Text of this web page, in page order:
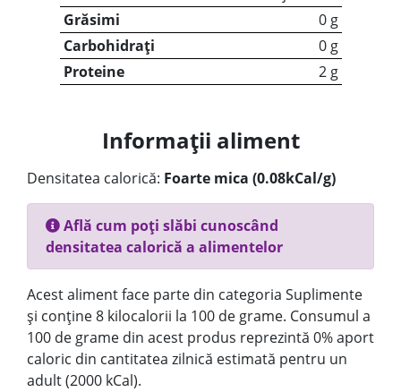
Grăsimi
0 g
Carbohidrați
0 g
Proteine
2 g
Informații aliment
Densitatea calorică: Foarte mica (0.08kCal/g)
Află cum poți slăbi cunoscând
densitatea calorică a alimentelor
Acest aliment face parte din categoria Suplimente
și conține 8 kilocalorii la 100 de grame. Consumul a
100 de grame din acest produs reprezintă 0% aport
caloric din cantitatea zilnică estimată pentru un
adult (2000 kCal).